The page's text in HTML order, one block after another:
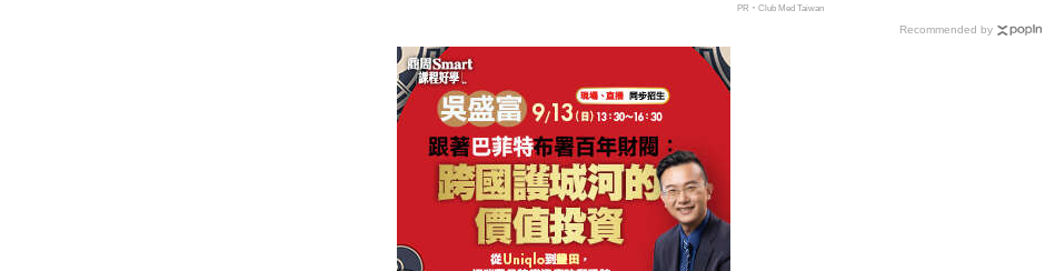
PR・Club Med Taiwan
Recommended by